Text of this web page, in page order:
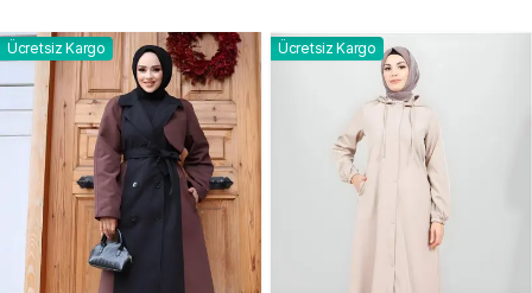
Ücretsiz Kargo Ücretsiz Kargo